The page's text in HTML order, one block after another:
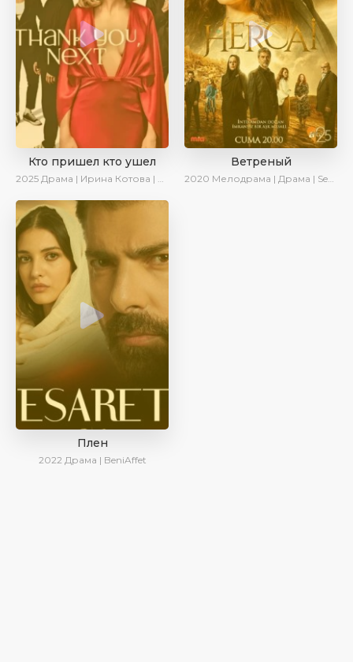
Кто пришел кто ушел
2025 Драма | Ирина Котова | Новинки | Сериалы 2025
Ветреный
2020 Мелодрама | Драма | SesDizi | Ирина Котова | AveTurk
Плен
2022 Драма | BeniAffet